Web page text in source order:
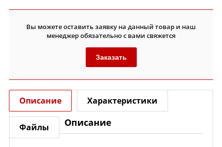
Вы можете оставить заявку на данный товар и наш
менеджер обязательно с вами свяжется
Заказать
Описание Характеристики
Файлы Описание